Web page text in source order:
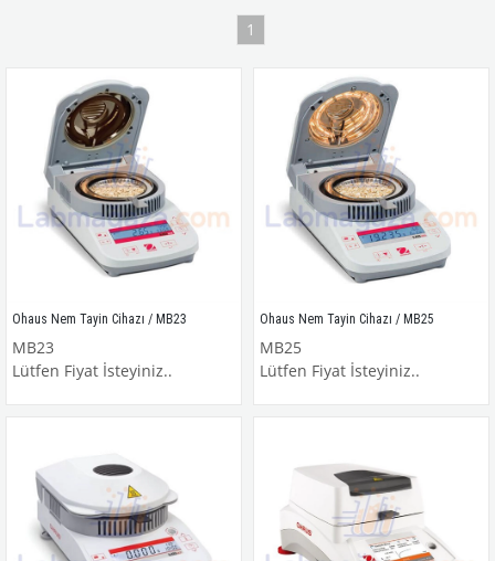
1
Ohaus Nem Tayin Cihazı / MB23
MB23
Lütfen Fiyat İsteyiniz..
Ohaus Nem Tayin Cihazı / MB25
MB25
Lütfen Fiyat İsteyiniz..